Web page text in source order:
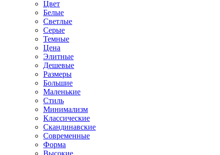
Цвет
Белые
Светлые
Серые
Темные
Цена
Элитные
Дешевые
Размеры
Большие
Маленькие
Стиль
Минимализм
Классические
Скандинавские
Современные
Форма
Высокие